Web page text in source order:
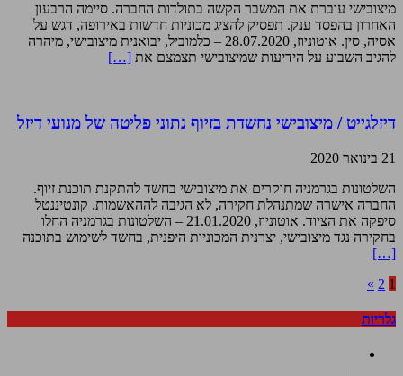
מיצובישי עוברת את המשבר הקשה בתולדות החברה. סיימה הרבעון
האחרון בהפסד ענק. תפסיק להציג מכוניות חדשות באירופה, דגש על
אסיה, סין. אוטוניוז, 28.07.2020 – כלמוביל, יבואנית מיצובישי, מיהרה
להגיב השבוע על הידיעות שמיצובישי תצמצם את […]
דיזלגייט / מיצובישי נחשדת בזיוף נתוני פליטה של מנועי דיזל
21 בינואר 2020
השלטונות בגרמניה חוקרים את מיצובישי בחשד להתקנת תוכנת זיוף.
החברה אישרה שמתנהלת חקירה, לא הגיבה לההאשמות. קונטיננטל
סיפקה את הציוד. אוטוניוז, 21.01.2020 – השלטונות בגרמניה החלו
בחקירה נגד מיצובישי, יצרנית המכוניות היפנית, בחשד לשימוש בתוכנה
[…]
1
2
»
גלריות